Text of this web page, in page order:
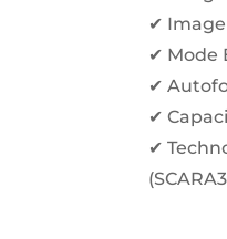
✔
✔ Mode
✔
✔
✔